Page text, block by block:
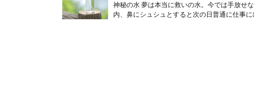
神秘の水 夢は本当に救いの水。今では手放せ
内、鼻にシュシュとすると次の日普通に仕事